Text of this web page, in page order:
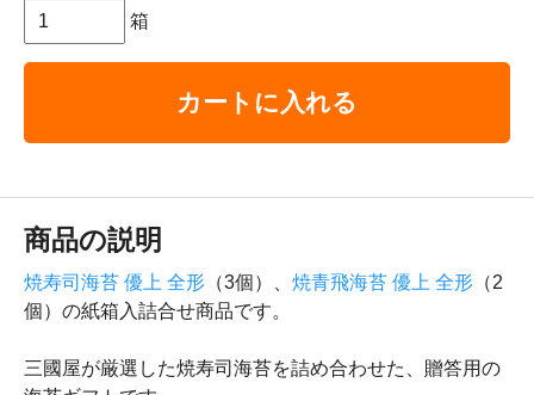
箱
カートに入れる
商品の説明
焼寿司海苔 優上 全形 （3個）、 焼青飛海苔 優上 全形 （2
個）の紙箱入詰合せ商品です。
三國屋が厳選した焼寿司海苔を詰め合わせた、贈答用の